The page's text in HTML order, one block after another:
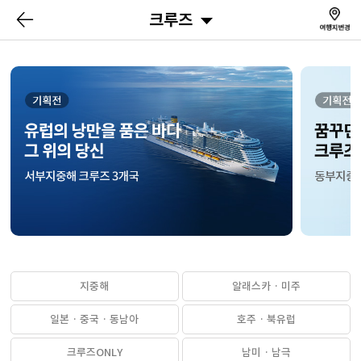
크루즈
지중해 알래스카 · 미주
일본 · 중국 · 동남아 호주 · 북유럽
크루즈ONLY 남미 · 남극